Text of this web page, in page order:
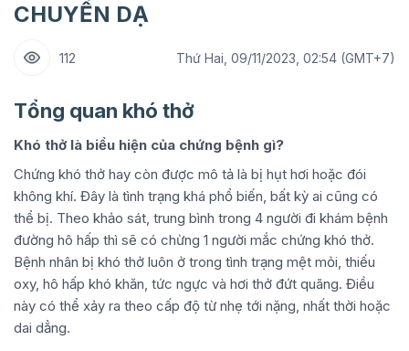
CHUYỂN DẠ
112 Thứ Hai, 09/11/2023, 02:54 (GMT+7)
Tổng quan khó thở
Khó thở là biểu hiện của chứng bệnh gì?
Chứng khó thở hay còn được mô tả là bị hụt hơi hoặc đói
không khí. Đây là tình trạng khá phổ biến, bất kỳ ai cũng có
thể bị. Theo khảo sát, trung bình trong 4 người đi khám bệnh
đường hô hấp thì sẽ có chừng 1 người mắc chứng khó thở.
Bệnh nhân bị khó thở luôn ở trong tình trạng mệt mỏi, thiếu
oxy, hô hấp khó khăn, tức ngực và hơi thở đứt quãng. Điều
này có thể xảy ra theo cấp độ từ nhẹ tới nặng, nhất thời hoặc
dai dẳng.